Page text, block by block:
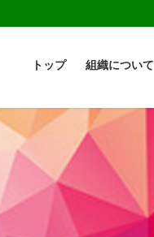
トップ 組織について